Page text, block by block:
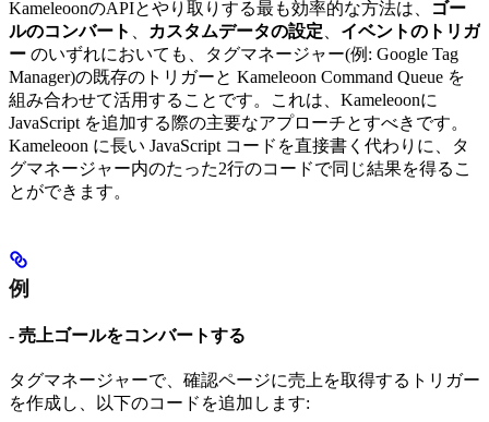
KameleoonのAPIとやり取りする最も効率的な方法は、
ゴー
ルのコンバート
カスタムデータの設定
イベントのトリガ
ー のいずれにおいても、タグマネージャー(例: Google Tag
Manager)の既存のトリガーと Kameleoon Command Queue を
組み合わせて活用することです。これは、Kameleoonに
JavaScript を追加する際の主要なアプローチとすべきです。
Kameleoon に長い JavaScript コードを直接書く代わりに、タ
グマネージャー内のたった2行のコードで同じ結果を得るこ
とができます。
例
- 売上ゴールをコンバートする
タグマネージャーで、確認ページに売上を取得するトリガー
を作成し、以下のコードを追加します: